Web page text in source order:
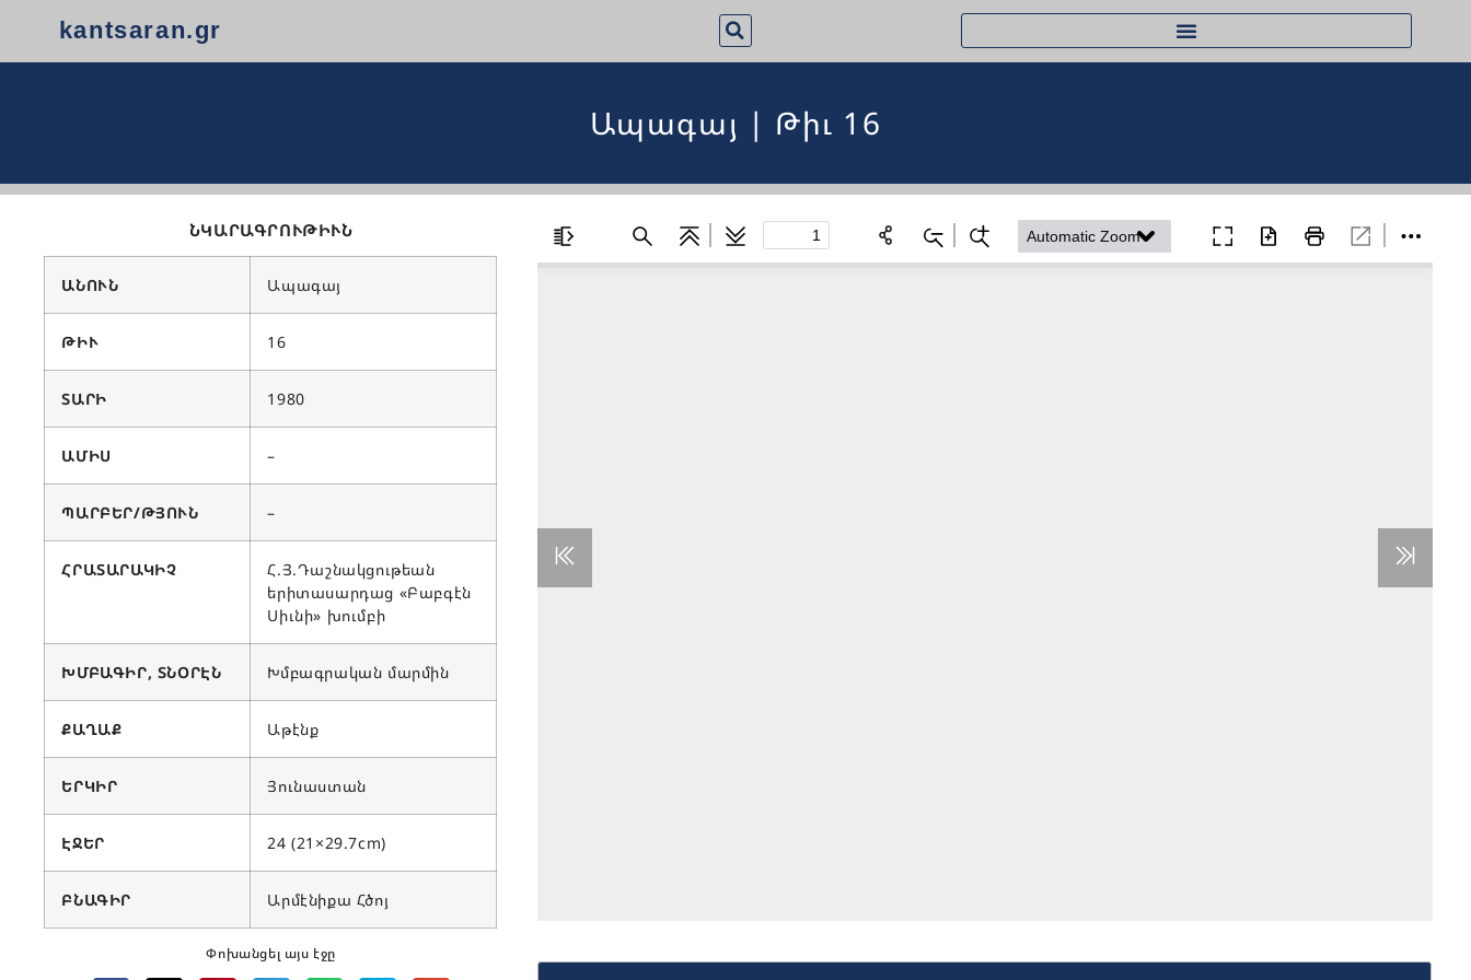
kantsaran.gr
Ապագայ | Թիւ 16
ՆԿԱՐԱԳՐՈՒԹԻՒՆ
ԱՆՈՒՆ Ապագայ
ԹԻՒ 16
ՏԱՐԻ 1980
ԱՄԻՍ –
ՊԱՐԲԵՐ/ԹՅՈՒՆ –
ՀՐԱՏԱՐԱԿԻՉ
Հ.Յ.Դաշնակցութեան
երիտասարդաց «Բաբգէն
Սիւնի» խումբի
ԽՄԲԱԳԻՐ, ՏՆՕՐԷՆ Խմբագրական մարմին
ՔԱՂԱՔ Աթէնք
ԵՐԿԻՐ Յունաստան
ԷՋԵՐ 24 (21×29.7cm)
ԲՆԱԳԻՐ Արմէնիքա Հծոյ
Փոխանցել այս էջը